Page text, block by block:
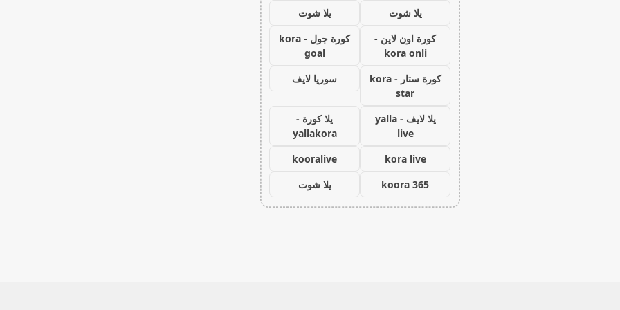
يلا شوت
يلا شوت
كورة اون لاين -
kora onli
كورة جول - kora
goal
كورة ستار - kora
star
سوريا لايف
يلا لايف - yalla
live
يلا كورة -
yallakora
kora live
kooralive
koora 365
يلا شوت